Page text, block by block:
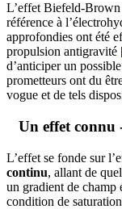
L’effet Biefeld-
référence à
approfondies ont été
propulsion antigravité
d’anticiper un
prometteurs ont du
vogue et de tels
Un effet connu
L’effet se fonde sur
continu, allant de
un gradient de champ
condition de